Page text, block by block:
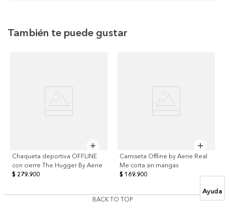
Ayuda
También te puede gustar
Chaqueta deportiva OFFLINE
con cierre The Hugger By Aerie
$ 279.900
Camiseta Offline by Aerie Real
Me corta sin mangas
$ 169.900
BACK TO TOP